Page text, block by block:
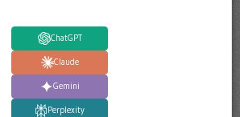
ChatGPT
Claude
Gemini
Perplexity